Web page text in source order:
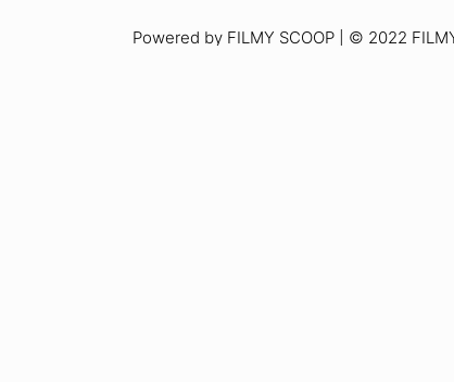
Powered by FILMY SCOOP | © 2022